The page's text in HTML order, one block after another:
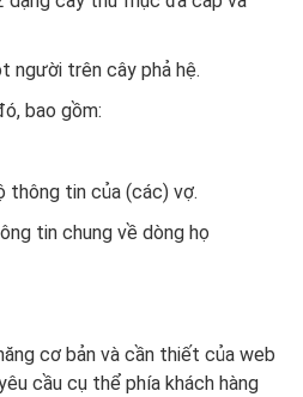
người trên cây phả hệ.
bao gồm:
thông tin của (các) vợ.
tin chung về dòng họ
cơ bản và cần thiết của web
cầu cụ thể phía khách hàng